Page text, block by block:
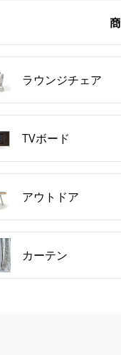
ラウンジチェア
TVボード
アウトドア
カーテン